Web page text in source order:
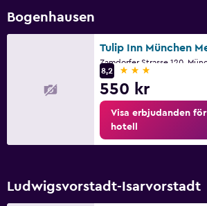
Flygbuss
Tvätt-/kemtvättsservice
Barnsängar tillgängliga
Bogenhausen
8,2
3 stjärnor
550 kr
Visa erbjudanden för
hotell
Ludwigsvorstadt-Isarvorstadt